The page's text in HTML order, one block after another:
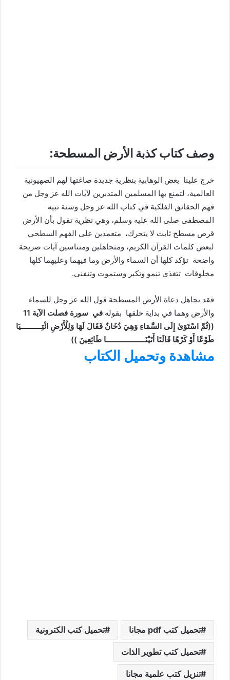
وصف كتاب كذبة الأرض المسطحة:
خرج علينا بعض الوهابية بنظرية جديدة صاغتها لهم الصهيونية
العالمية، لتمنع بها المسلمين المتدبرين لآيات الله عز وجل من
فهم الحقائق الفلكية في كتاب الله عز وجل وسنة نبيه
المصطفى صلى الله عليه وسلم، وهي نظرية تقول بأن الأرض
قرص مسطح ثابت لا يتحرك، متعمدين على الفهم السطحي
لبعض كلمات القرآن الكريم، ومتجاهلين ومتناسين آيات صريحة
واضحة تؤكد كلها أن السماء والأرض وما فيهما وعليهما كلها
مخلوقات تتغذى تنمو وتكبر وستموت وتنفنى.
فقد تجاهل دعاة الأرض المسطحة قول الله عز وجل للسماء
والأرض وهما في بداية خلقها بقوله
((ثُمَّ اسْتَوَىٰ إِلَى السَّمَاءِ وَهِيَ دُخَانٌ فَقَالَ لَهَا وَلِلْأَرْضِ ائْتِــــــــــيَا
طَوْعًا أَوْ كَرْهًا قَالَتَا أَتَيْنَـــــــــــــــــــا طَائِعِينَ ))
مشاهدة وتحميل الكتاب
تحميل كتب pdf مجانا تحميل كتب الكترونية
تحميل كتب تطوير الذات
تنزيل كتب علمية مجانا